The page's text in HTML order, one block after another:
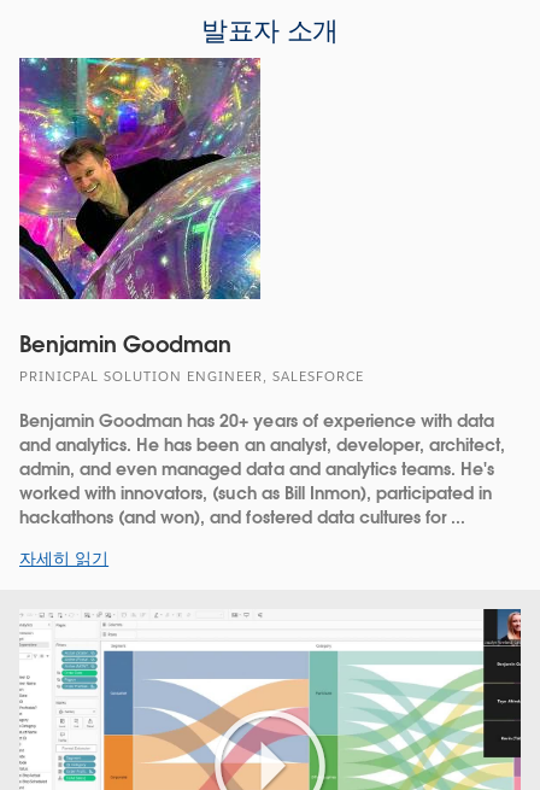
발표자 소개
Benjamin Goodman
PRINICPAL SOLUTION ENGINEER, SALESFORCE
Benjamin Goodman has 20+ years of experience with data
and analytics. He has been an analyst, developer, architect,
admin, and even managed data and analytics teams. He's
worked with innovators, (such as Bill Inmon), participated in
hackathons (and won), and fostered data cultures for ...
자세히 읽기